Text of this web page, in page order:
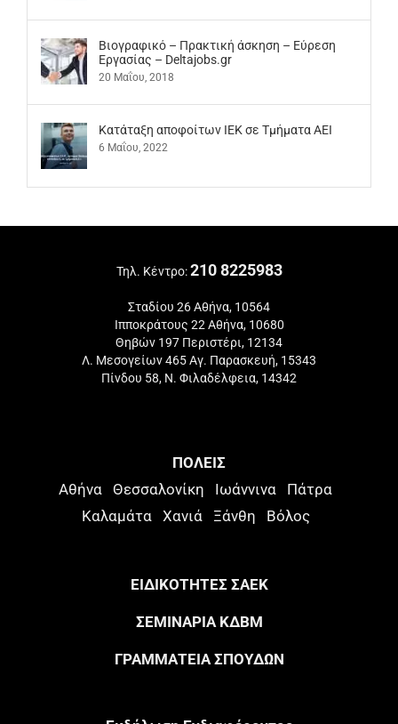
Βιογραφικό – Πρακτική άσκηση – Εύρεση
Εργασίας – Deltajobs.gr
20 Μαΐου, 2018
Kατάταξη αποφοίτων ΙΕΚ σε Τμήματα ΑΕΙ
6 Μαΐου, 2022
Τηλ. Κέντρο:210 8225983
Σταδίου 26 Αθήνα, 10564
Ιπποκράτους 22 Αθήνα, 10680
Θηβών 197 Περιστέρι, 12134
Λ. Μεσογείων 465 Αγ. Παρασκευή, 15343
Πίνδου 58, Ν. Φιλαδέλφεια, 14342
ΠΟΛΕΙΣ
Αθήνα Θεσσαλονίκη Ιωάννινα
Πάτρα
Καλαμάτα
Χανιά Ξάνθη Βόλος
ΕΙΔΙΚΟΤΗΤΕΣ ΣΑΕΚ
ΣΕΜΙΝΑΡΙΑ ΚΔΒΜ
ΓΡΑΜΜΑΤΕΙΑ ΣΠΟΥΔΩΝ